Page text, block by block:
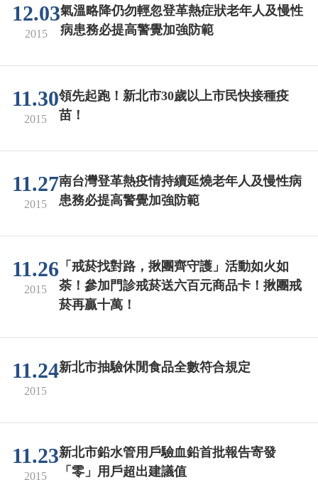
12.03
2015
氣溫略降仍勿輕忽登革熱症狀老年人及慢性
病患務必提高警覺加強防範
11.30
2015
領先起跑！新北市30歲以上市民快接種疫
苗！
11.27
2015
南台灣登革熱疫情持續延燒老年人及慢性病
患務必提高警覺加強防範
11.26
2015
「戒菸找對路，揪團齊守護」活動如火如
荼！參加門診戒菸送六百元商品卡！揪團戒
菸再贏十萬！
11.24
2015
新北市抽驗休閒食品全數符合規定
11.23
2015
新北市鉛水管用戶驗血鉛首批報告寄發
「零」用戶超出建議值